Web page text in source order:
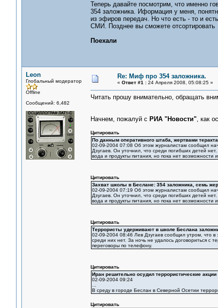
Теперь давайте посмотрим, что именно
354 заложника. Иформация у меня,
из эфиров передач. Но что есть - то и
СМИ. Позднее вы сможете
Поехали
Leon
Глобальный модератор
Offline
Сообщений: 6,482
Re: Миф про 354 заложника.
« Ответ #1 :24 Апреля 2008, 05:08:25 »
Читать прошу внимательно, обращать
Начнем, пожалуй с РИА "Новости", как
Цитировать
По данным оперативного штаба, жертвами
02-09-2004 07:08 Об этом журналистам сообщил
Дзугаев. Он уточнил, что среди погибших детей
вода и продукты питания, но пока нет возможности
Цитировать
Захват школы в Беслане: 354 заложника, семь
02-09-2004 07:19 Об этом журналистам сообщил
Дзугаев. Он уточнил, что среди погибших детей
вода и продукты питания, но пока нет возможности
Цитировать
Террористы удерживают в школе Беслана
02-09-2004 08:46 Лев Дзугаев сообщил утром, что в
среди них нет. За ночь не удалось договориться с
переговоры по телефону.
Цитировать
Иран решительно осудил террористические
02-09-2004 09:24
В среду в городе Беслан в Северной Осетии
Цитировать